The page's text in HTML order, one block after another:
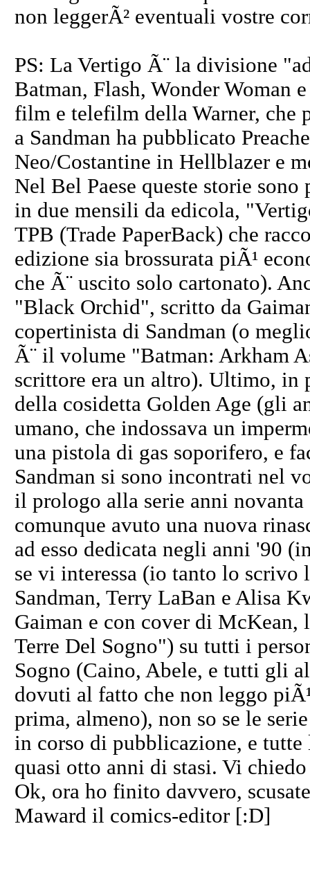
non leggerÃ² eventuali vostre
PS: La Vertigo Ã¨ la divisione
Batman, Flash, Wonder Woman
film e telefilm della Warner, che
a Sandman ha pubblicato
Neo/Costantine in Hellblazer e
Nel Bel Paese queste storie
in due mensili da edicola,
TPB (Trade PaperBack) che
edizione sia brossurata piÃ¹
che Ã¨ uscito solo cartonato).
"Black Orchid", scritto da
copertinista di Sandman (o
Ã¨ il volume "Batman: Arkham
scrittore era un altro). Ultimo, in
della cosidetta Golden Age (gli
umano, che indossava un
una pistola di gas soporifero, e
Sandman si sono incontrati nel
il prologo alla serie anni
comunque avuto una nuova
ad esso dedicata negli anni '90
se vi interessa (io tanto lo scrivo
Sandman, Terry LaBan e Alisa
Gaiman e con cover di
Terre Del Sogno") su tutti i
Sogno (Caino, Abele, e tutti gli
dovuti al fatto che non leggo
prima, almeno), non so se le
in corso di pubblicazione, e
quasi otto anni di stasi. Vi
Ok, ora ho finito davvero,
Maward il comics-editor [:D]